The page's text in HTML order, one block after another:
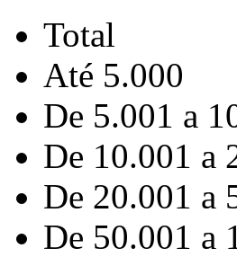
Total
Até 5.000
De 5.001 a
De 10.001 a
De 20.001 a
De 50.001 a